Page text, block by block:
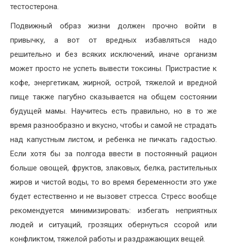
тестостерона.
Подвижный образ жизни должен прочно войти в
привычку, а вот от вредных избавляться надо
решительно и без всяких исключений, иначе организм
может просто не успеть вывести токсины. Пристрастие к
кофе, энергетикам, жирной, острой, тяжелой и вредной
пище также пагубно сказывается на общем состоянии
будущей мамы. Научитесь есть правильно, но в то же
время разнообразно и вкусно, чтобы и самой не страдать
над капустным листом, и ребенка не пичкать гадостью.
Если хотя бы за полгода ввести в постоянный рацион
больше овощей, фруктов, злаковых, белка, растительных
жиров и чистой воды, то во время беременности это уже
будет естественно и не вызовет стресса. Стресс вообще
рекомендуется минимизировать: избегать неприятных
людей и ситуаций, грозящих обернуться ссорой или
конфликтом, тяжелой работы и раздражающих вещей.